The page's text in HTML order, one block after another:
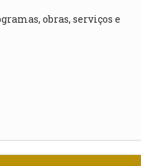
obras, serviços e